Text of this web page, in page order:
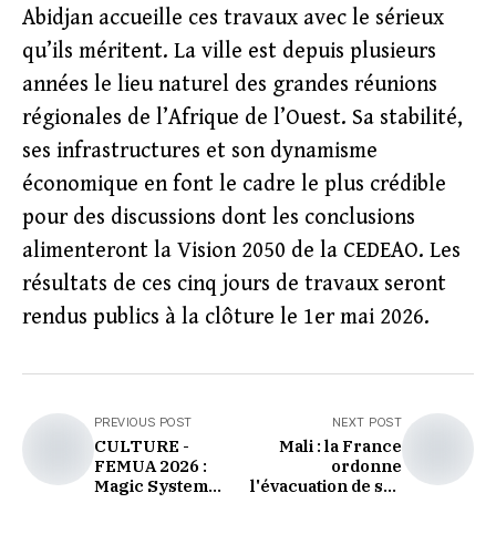
Abidjan accueille ces travaux avec le sérieux
qu’ils méritent. La ville est depuis plusieurs
années le lieu naturel des grandes réunions
régionales de l’Afrique de l’Ouest. Sa stabilité,
ses infrastructures et son dynamisme
économique en font le cadre le plus crédible
pour des discussions dont les conclusions
alimenteront la Vision 2050 de la CEDEAO. Les
résultats de ces cinq jours de travaux seront
rendus publics à la clôture le 1er mai 2026.
PREVIOUS POST
CULTURE -
FEMUA 2026 :
Magic System
NEXT POST
Mali : la France
ordonne
l'évacuation de ses